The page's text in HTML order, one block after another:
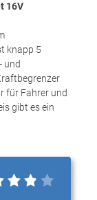
16V
knapp 5
und
für Fahrer und
gibt es ein